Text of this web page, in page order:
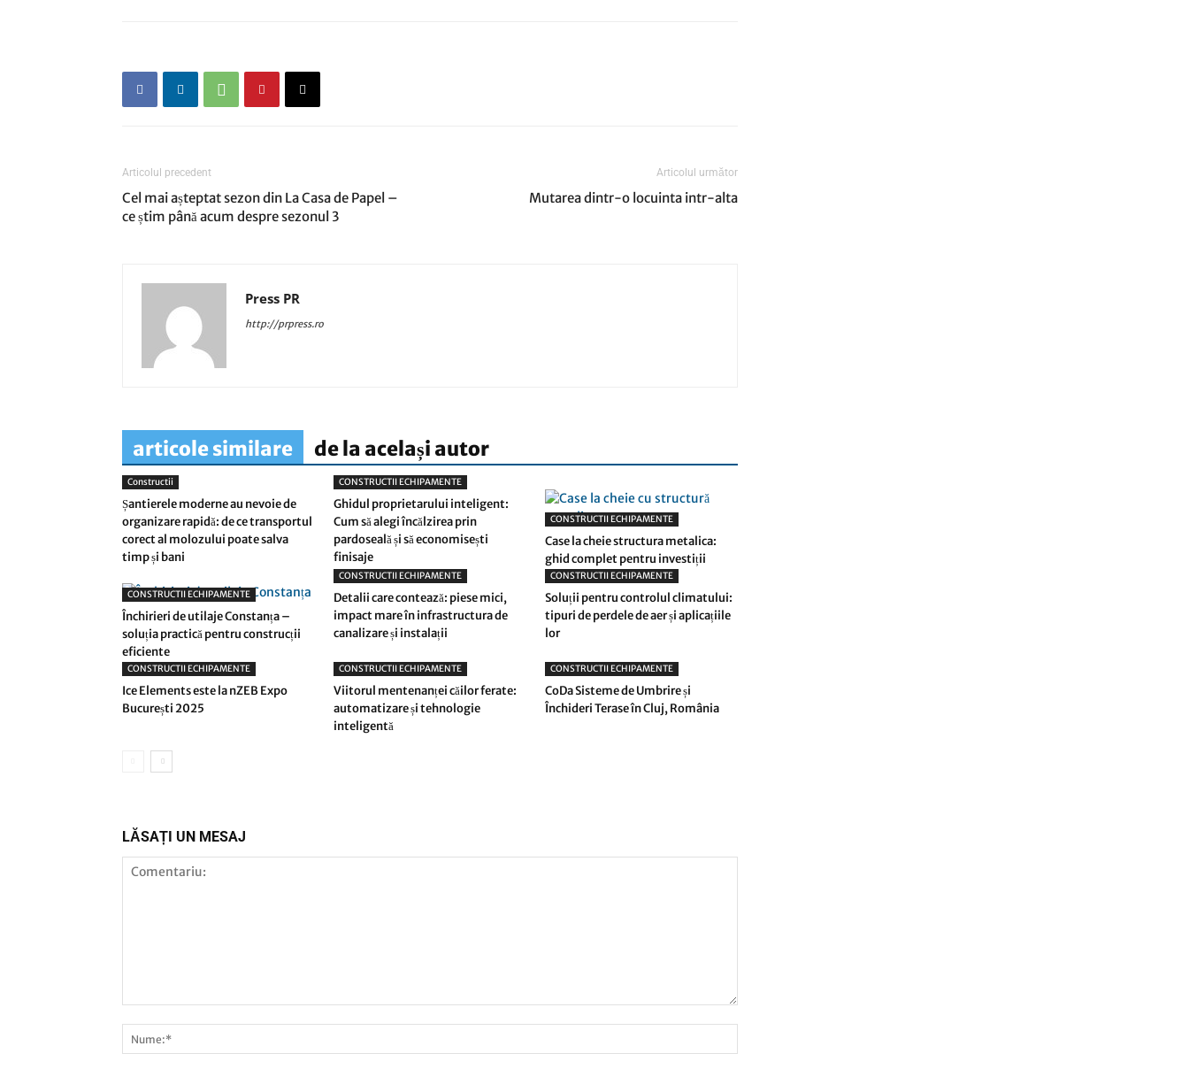
Articolul precedent
Cel mai așteptat sezon din La Casa de Papel –
ce știm până acum despre sezonul 3
Articolul următor
Mutarea dintr-o locuinta intr-alta
Press PR
http://prpress.ro
articole similare de la același autor
Constructii
Șantierele moderne au nevoie de
organizare rapidă: de ce transportul
corect al molozului poate salva
timp și bani
CONSTRUCTII ECHIPAMENTE
Ghidul proprietarului inteligent:
Cum să alegi încălzirea prin
pardoseală și să economisești
finisaje
CONSTRUCTII ECHIPAMENTE
Case la cheie structura metalica:
ghid complet pentru investiții
CONSTRUCTII ECHIPAMENTE
Închirieri de utilaje Constanța –
soluția practică pentru construcții
eficiente
CONSTRUCTII ECHIPAMENTE
Detalii care contează: piese mici,
impact mare în infrastructura de
canalizare și instalații
CONSTRUCTII ECHIPAMENTE
Soluții pentru controlul climatului:
tipuri de perdele de aer și aplicațiile
lor
CONSTRUCTII ECHIPAMENTE
Ice Elements este la nZEB Expo
București 2025
CONSTRUCTII ECHIPAMENTE
Viitorul mentenanței căilor ferate:
automatizare și tehnologie
inteligentă
CONSTRUCTII ECHIPAMENTE
CoDa Sisteme de Umbrire și
Închideri Terase în Cluj, România
LĂSAȚI UN MESAJ